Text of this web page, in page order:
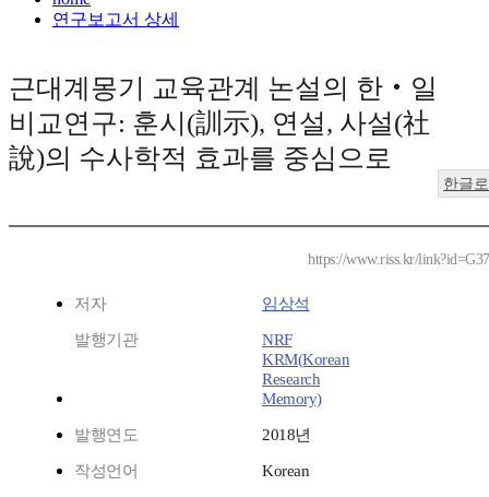
연구보고서 상세
근대계몽기 교육관계 논설의 한‧일
비교연구: 훈시(訓示), 연설, 사설(社
說)의 수사학적 효과를 중심으로
한글
https://www.riss.kr/
저자 임상석
발행기관
NRF
KRM(Korean
Research
Memory)
발행연도 2018년
작성언어 Korean